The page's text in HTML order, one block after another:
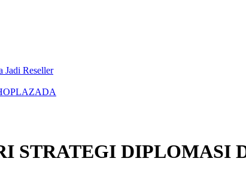
Jadi Reseller
LAZADA
STRATEGI DIPLOMASI